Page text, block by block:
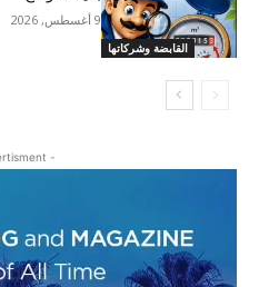
القابضة وشركاتها
9 أغسطس, 2026
- Advertisment -